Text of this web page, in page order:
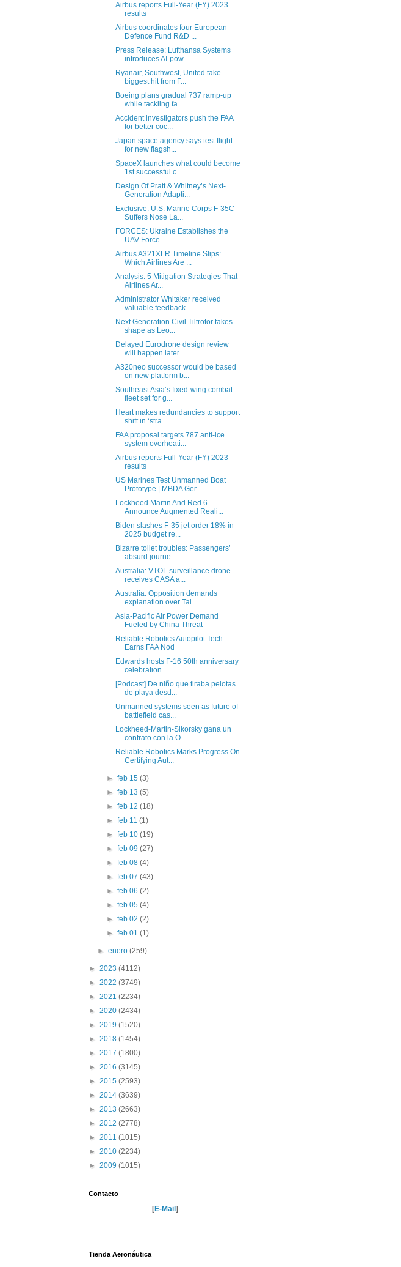
Airbus reports Full-Year (FY) 2023
results
Airbus coordinates four European
Defence Fund R&D ...
Press Release: Lufthansa Systems
introduces AI-pow...
Ryanair, Southwest, United take
biggest hit from F...
Boeing plans gradual 737 ramp-up
while tackling fa...
Accident investigators push the FAA
for better coc...
Japan space agency says test flight
for new flagsh...
SpaceX launches what could become
1st successful c...
Design Of Pratt & Whitney’s Next-
Generation Adapti...
Exclusive: U.S. Marine Corps F-35C
Suffers Nose La...
FORCES: Ukraine Establishes the
UAV Force
Airbus A321XLR Timeline Slips:
Which Airlines Are ...
Analysis: 5 Mitigation Strategies That
Airlines Ar...
Administrator Whitaker received
valuable feedback ...
Next Generation Civil Tiltrotor takes
shape as Leo...
Delayed Eurodrone design review
will happen later ...
A320neo successor would be based
on new platform b...
Southeast Asia’s fixed-wing combat
fleet set for g...
Heart makes redundancies to support
shift in ‘stra...
FAA proposal targets 787 anti-ice
system overheati...
Airbus reports Full-Year (FY) 2023
results
US Marines Test Unmanned Boat
Prototype | MBDA Ger...
Lockheed Martin And Red 6
Announce Augmented Reali...
Biden slashes F-35 jet order 18% in
2025 budget re...
Bizarre toilet troubles: Passengers’
absurd journe...
Australia: VTOL surveillance drone
receives CASA a...
Australia: Opposition demands
explanation over Tai...
Asia-Pacific Air Power Demand
Fueled by China Threat
Reliable Robotics Autopilot Tech
Earns FAA Nod
Edwards hosts F-16 50th anniversary
celebration
[Podcast] De niño que tiraba pelotas
de playa desd...
Unmanned systems seen as future of
battlefield cas...
Lockheed-Martin-Sikorsky gana un
contrato con la O...
Reliable Robotics Marks Progress On
Certifying Aut...
► feb 15 (3)
► feb 13 (5)
► feb 12 (18)
► feb 11 (1)
► feb 10 (19)
► feb 09 (27)
► feb 08 (4)
► feb 07 (43)
► feb 06 (2)
► feb 05 (4)
► feb 02 (2)
► feb 01 (1)
►enero(259)
► 2023 (4112)
► 2022 (3749)
► 2021 (2234)
► 2020 (2434)
► 2019 (1520)
► 2018 (1454)
► 2017 (1800)
► 2016 (3145)
► 2015 (2593)
► 2014 (3639)
► 2013 (2663)
► 2012 (2778)
► 2011 (1015)
► 2010 (2234)
► 2009 (1015)
Contacto
[E-Mail ]
Tienda Aeronáutica